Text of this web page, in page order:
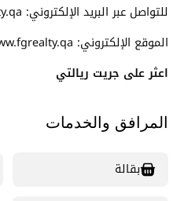
للتواصل عبر البريد الإلكتروني: office@fgrealty.qa
الموقع الإلكتروني: www.fgrealty.qa
اعثر على جريت ريالتي
المرافق والخدمات
بقالة